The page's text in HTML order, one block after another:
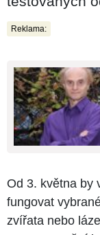
Reklama:
Od 3. května by
fungovat
zvířata nebo